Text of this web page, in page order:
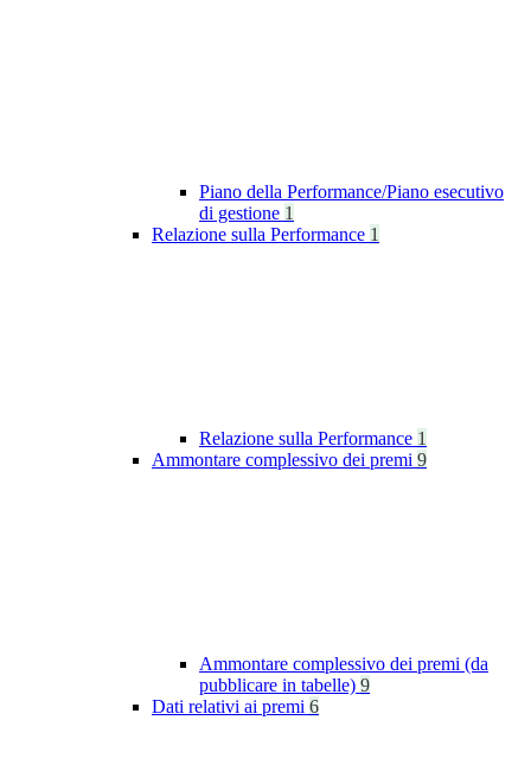
Piano della Performance/Piano esecutivo
di gestione 1
Relazione sulla Performance 1
Relazione sulla Performance 1
Ammontare complessivo dei premi 9
Ammontare complessivo dei premi (da
pubblicare in tabelle) 9
Dati relativi ai premi 6